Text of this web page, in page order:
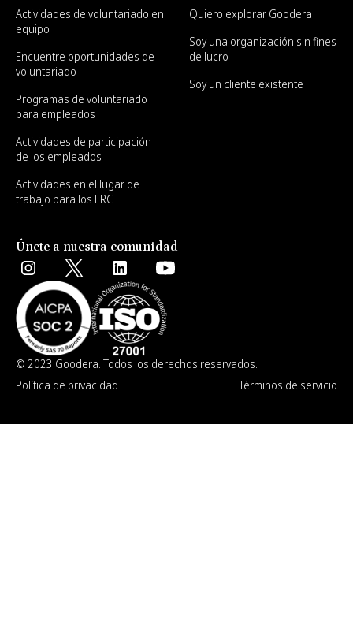
Actividades de voluntariado en
equipo
Encuentre oportunidades de
voluntariado
Programas de voluntariado
para empleados
Actividades de participación
de los empleados
Actividades en el lugar de
trabajo para los ERG
Quiero explorar Goodera
Soy una organización sin fines
de lucro
Soy un cliente existente
Únete a nuestra comunidad
© 2023 Goodera. Todos los derechos reservados.
Política de privacidad
Términos de servicio